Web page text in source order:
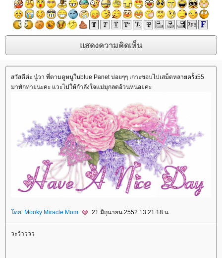
สวัสดีค่ะ นู๋วา พี่ตามดูหนูในblue Panet บ่อยๆๆ เกาะขอบไปเสม็ดหลายครั้ง55
มาทักทายนะคะ แวะไปให้กำลังใจแม่มุกลดอ้วนหน่อยคะ
ดย: Mooky Miracle Mom 21 มิถุนายน 2552 13:21:18 น.
วะว้าววว